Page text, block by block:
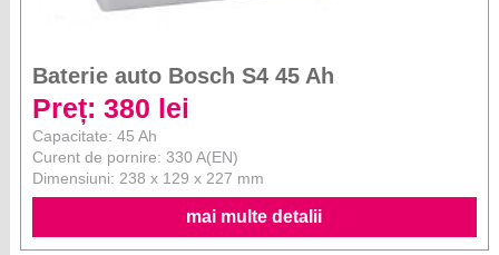
Baterie auto Bosch S4 45 Ah
Preț: 380 lei
Capacitate: 45 Ah
Curent de pornire: 330 A(EN)
Dimensiuni: 238 x 129 x 227 mm
mai multe detalii